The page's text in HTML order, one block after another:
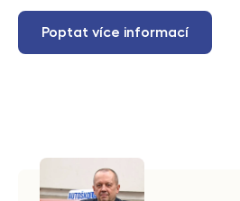
Poptat více informací
Reference